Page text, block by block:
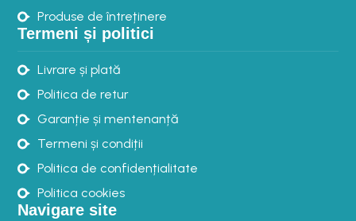
Produse de întreținere
Termeni și politici
Livrare și plată
Politica de retur
Garanție și mentenanță
Termeni și condiții
Politica de confidențialitate
Politica cookies
Navigare site